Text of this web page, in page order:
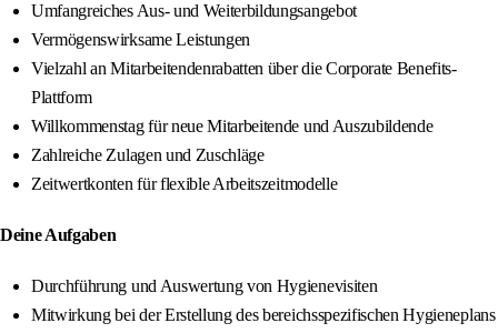
Umfangreiches Aus- und Weiterbildungsangebot
Vermögenswirksame Leistungen
Vielzahl an Mitarbeitendenrabatten über die Corporate Benefits-
Plattform
Willkommenstag für neue Mitarbeitende und Auszubildende
Zahlreiche Zulagen und Zuschläge
Zeitwertkonten für flexible Arbeitszeitmodelle
Deine Aufgaben
Durchführung und Auswertung von Hygienevisiten
Mitwirkung bei der Erstellung des bereichsspezifischen Hygieneplans